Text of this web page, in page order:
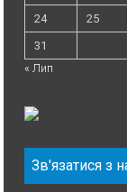
24
25
31
« Лип
Зв'язатися з